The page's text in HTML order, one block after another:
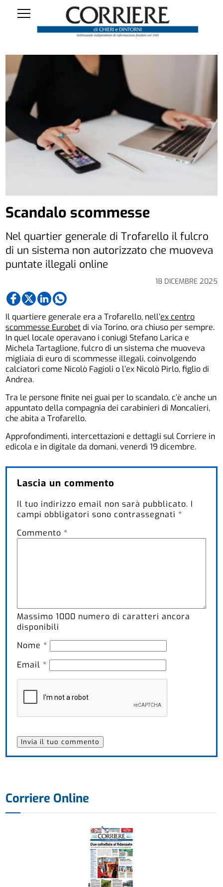
18 DICEMBRE 2025
Scandalo scommesse
Nel quartier generale di Trofarello il fulcro
di un sistema non autorizzato che muoveva
puntate illegali online
Il quartiere generale era a Trofarello, nell’ex centro
scommesse Eurobet di via Torino, ora chiuso per sempre.
In quel locale operavano i coniugi Stefano Larica e
Michela Tartaglione, fulcro di un sistema che muoveva
migliaia di euro di scommesse illegali, coinvolgendo
calciatori come Nicolò Fagioli o l’ex Nicolò Pirlo, figlio di
Andrea.
Tra le persone finite nei guai per lo scandalo, c’è anche un
appuntato della compagnia dei carabinieri di Moncalieri,
che abita a Trofarello.
Approfondimenti, intercettazioni e dettagli sul Corriere in
edicola e in digitale da domani, venerdì 19 dicembre.
Lascia un commento
Il tuo indirizzo email non sarà pubblicato. I
campi obbligatori sono contrassegnati *
Commento *
Massimo1000 numero di caratteri ancora
disponibili
Nome *
Email *
Corriere Online